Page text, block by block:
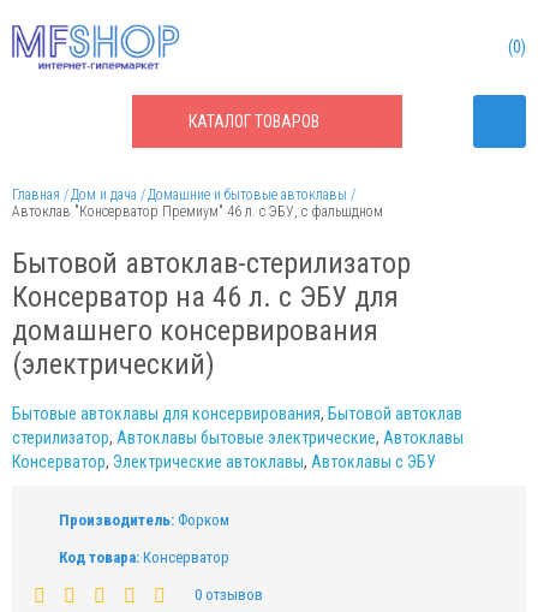
КАТАЛОГТОВАРОВ
0
Главная Дом и дача
Домашние и бытовые автоклавы
Автоклав "Консерватор Премиум" 46 л. с ЭБУ, с фальшдном
Бытовой автоклав-стерилизатор
Консерватор на 46 л. с ЭБУ для
домашнего консервирования
(электрический)
Бытовые автоклавы для консервирования, Бытовой автоклав
стерилизатор, Автоклавы бытовые электрические, Автоклавы
Консерватор, Электрические автоклавы, Автоклавы с ЭБУ
Производитель: Форком
Код товара: Консерватор
0 отзывов